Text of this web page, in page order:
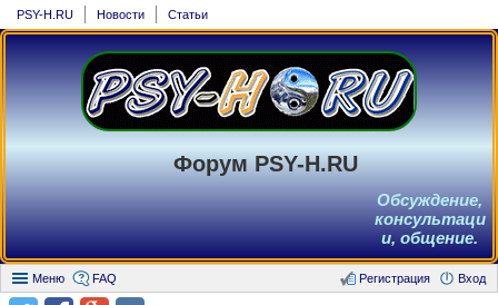
PSY-H.RU Новости Статьи
Форум PSY-H.RU
Обсуждение,
консультаци
и, общение.
Меню FAQ Вход
Регистрация